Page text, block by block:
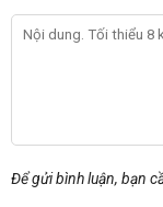
Để gửi bình luận, bạn